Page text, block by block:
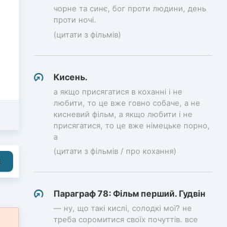
чорне та синє, бог проти людини, день
проти ночі.
(цитати з фільмів)
Кисень.
а якщо присягатися в коханні і не
любити, то це вже говно собаче, а не
кисневий фільм, а якщо любити і не
присягатися, то це вже німецьке порно,
а
(цитати з фільмів / про кохання)
Параграф 78: Фільм перший. Гудвін
— ну, що такі кислі, солодкі мої? не
треба соромитися своїх почуттів. все